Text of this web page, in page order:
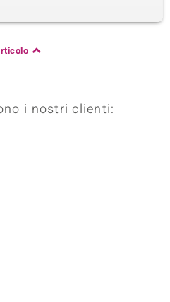
i nostri clienti: